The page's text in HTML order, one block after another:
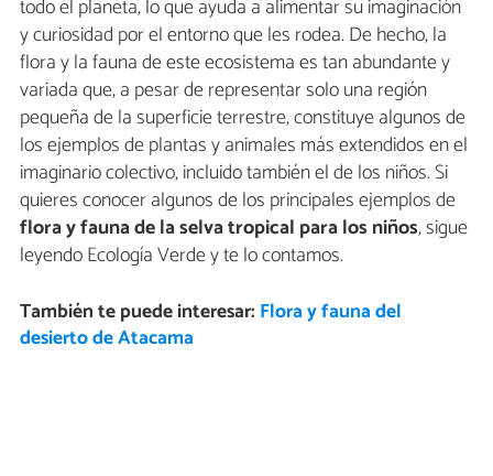
todo el planeta, lo que ayuda a alimentar su imaginación
y curiosidad por el entorno que les rodea. De hecho, la
flora y la fauna de este ecosistema es tan abundante y
variada que, a pesar de representar solo una región
pequeña de la superficie terrestre, constituye algunos de
los ejemplos de plantas y animales más extendidos en el
imaginario colectivo, incluido también el de los niños. Si
quieres conocer algunos de los principales ejemplos de
flora y fauna de la selva tropical para los niños, sigue
leyendo Ecología Verde y te lo contamos.
También te puede interesar: Flora y fauna del
desierto de Atacama